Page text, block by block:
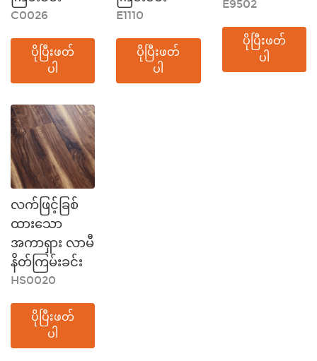
C0026
ပိုပြီးဖတ်
ပါ
E1110
ပိုပြီးဖတ်
ပါ
E9502
ပိုပြီးဖတ်
ပါ
လက်ဖြင့်ခြစ်
ထားသော
အကာရှား လာမီ
နိတ်ကြမ်းခင်း
HS0020
ပိုပြီးဖတ်
ပါ